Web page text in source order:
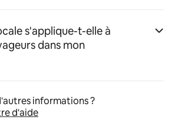
s'applique-t-elle à
dans mon
informations ?
d'aide